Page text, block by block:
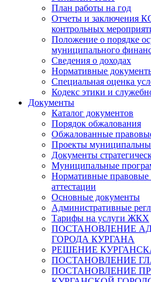
План работы на год
Отчеты и заключения
контрольных
Положение о порядке
муниципального
Сведения о доходах
Нормативные
Специальная оценка
Кодекс этики и
Документы
Каталог документов
Порядок обжалования
Обжалованные
Проекты
Документы
Муниципальные
Нормативные правовые
аттестации
Основные документы
Административные
Тарифы на услуги ЖКХ
ПОСТАНОВЛЕНИЕ
ГОРОДА КУРГАНА
РЕШЕНИЕ
ПОСТАНОВЛЕНИЕ
ПОСТАНОВЛЕНИЕ